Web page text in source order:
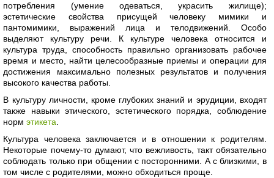
потребления (умение одеваться, украсить жилище);
эстетические свойства присущей человеку мимики и
пантомимики, выражений лица и телодвижений. Особо
выделяют культуру речи. К культуре человека относится и
культура труда, способность правильно организовать рабочее
время и место, найти целесообразные приемы и операции для
достижения максимально полезных результатов и получения
высокого качества работы.
В культуру личности, кроме глубоких знаний и эрудиции, входят
также навыки этического, эстетического порядка, соблюдение
нормэтикета
Культура человека заключается и в отношении к родителям.
Некоторые почему-то думают, что вежливость, такт обязательно
соблюдать только при общении с посторонними. А с близкими, в
том числе с родителями, можно обходиться проще.